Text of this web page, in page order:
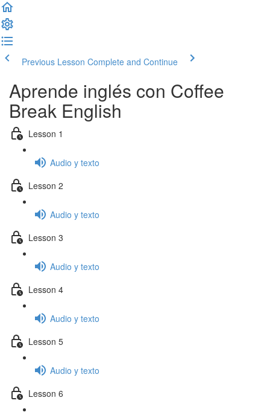
Previous Lesson Complete and Continue
Aprende inglés con Coffee
Break English
Lesson 1
Audio y texto
Lesson 2
Audio y texto
Lesson 3
Audio y texto
Lesson 4
Audio y texto
Lesson 5
Audio y texto
Lesson 6